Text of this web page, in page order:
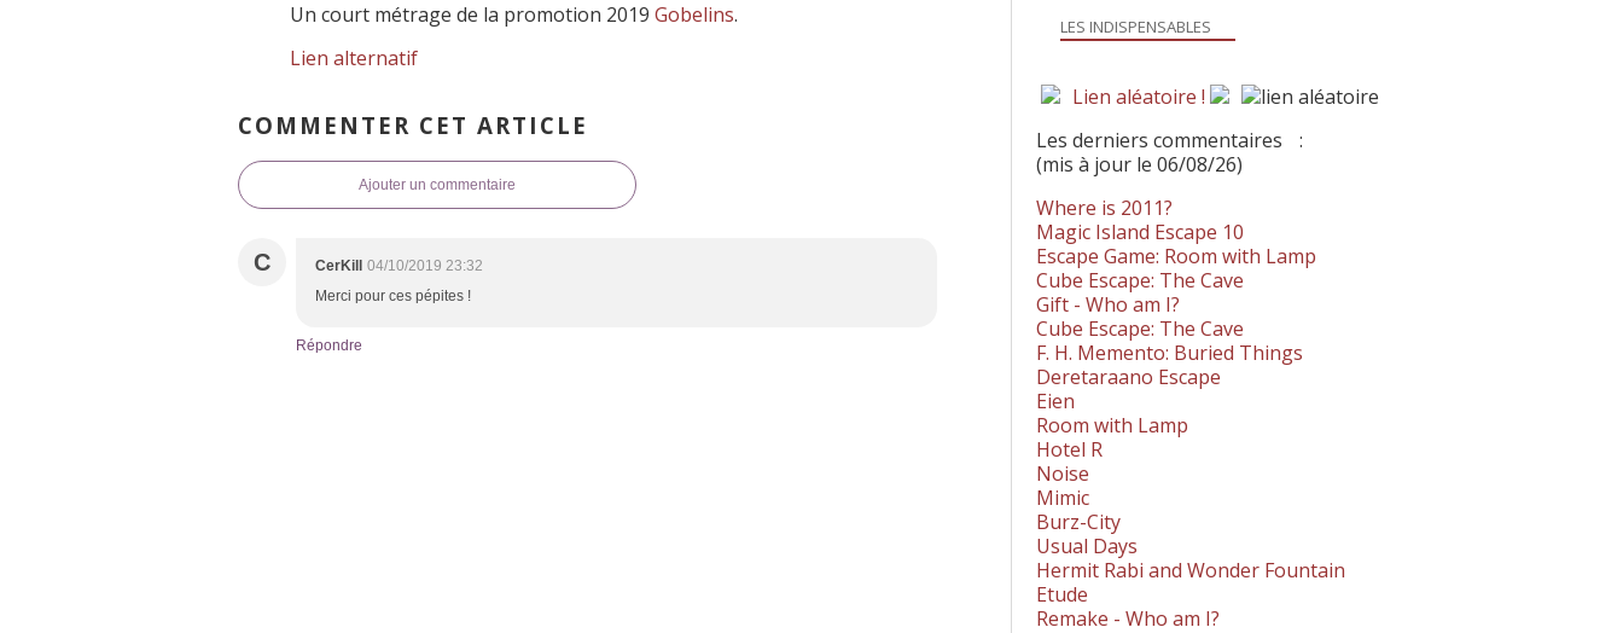
Un court métrage de la promotion 2019 Gobelins.
Lien alternatif
COMMENTER CET ARTICLE
Ajouter un commentaire
C CerKill
04/10/2019 23:32
Merci pour ces pépites !
Répondre
LES INDISPENSABLES
Lien aléatoire !
Les derniers commentaires
:
(mis à jour le 06/08/26)
Where is 2011?
Magic Island Escape 10
Escape Game: Room with Lamp
Cube Escape: The Cave
Gift - Who am I?
Cube Escape: The Cave
F. H. Memento: Buried Things
Deretaraano Escape
Eien
Room with Lamp
Hotel R
Noise
Mimic
Burz-City
Usual Days
Hermit Rabi and Wonder Fountain
Etude
Remake - Who am I?